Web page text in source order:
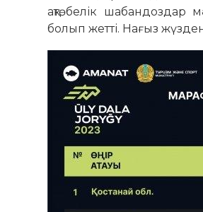
ақтөбелік
болып жетті. Нағыз